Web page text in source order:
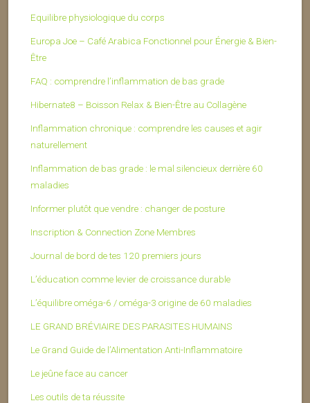
Equilibre physiologique du corps
Europa Joe – Café Arabica Fonctionnel pour Énergie & Bien-
Être
FAQ : comprendre l’inflammation de bas grade
Hibernate8 – Boisson Relax & Bien-Être au Collagène
Inflammation chronique : comprendre les causes et agir
naturellement
Inflammation de bas grade : le mal silencieux derrière 60
maladies
Informer plutôt que vendre : changer de posture
Inscription & Connection Zone Membres
Journal de bord de tes 120 premiers jours
L’éducation comme levier de croissance durable
L’équilibre oméga-6 / oméga-3 origine de 60 maladies
LE GRAND BRÉVIAIRE DES PARASITES HUMAINS
Le Grand Guide de l’Alimentation Anti-Inflammatoire
Le jeûne face au cancer
Les outils de ta réussite